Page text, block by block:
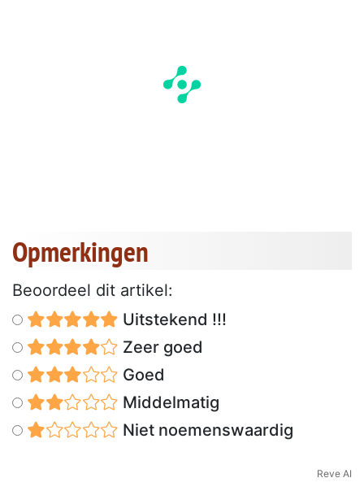
Opmerkingen
Beoordeel dit artikel:
Uitstekend !!!
Zeer goed
Goed
Middelmatig
Niet noemenswaardig
Reve AI